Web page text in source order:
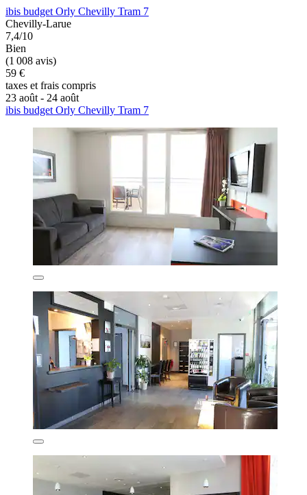
ibis budget Orly Chevilly Tram 7
Chevilly-Larue
7,4/10
Bien
(1 008 avis)
59 €
taxes et frais compris
23 août - 24 août
ibis budget Orly Chevilly Tram 7